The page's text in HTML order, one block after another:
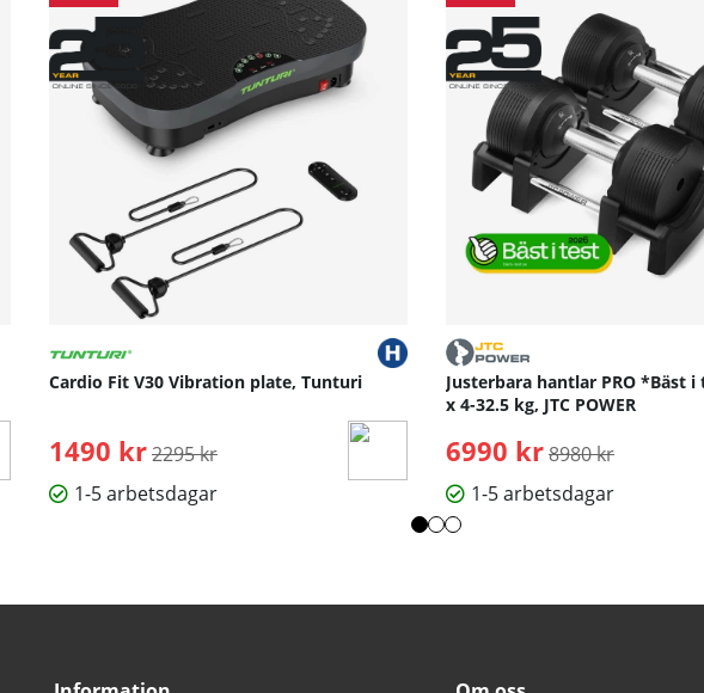
Cardio Fit V30 Vibration plate, Tunturi
1490 kr Ordinarie pris:
2295 kr
1-5 arbetsdagar
Justerbara hantlar PRO *Bäst i
x 4-32.5 kg, JTC POWER
6990 kr Ordinarie pris:
8980 kr
1-5 arbetsdagar